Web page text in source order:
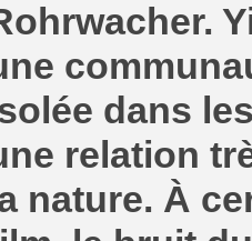
dans
relation
nature. À